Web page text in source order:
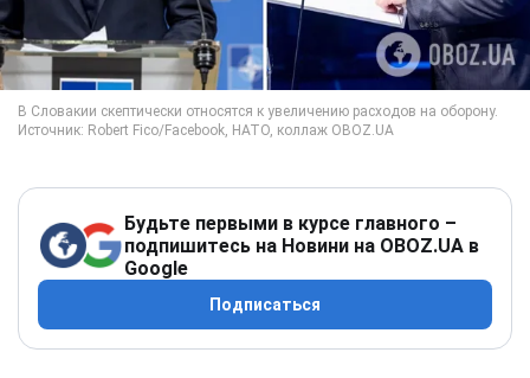
Будьте первыми в курсе главного –
подпишитесь на Новини на OBOZ.UA в
Google
Подписаться